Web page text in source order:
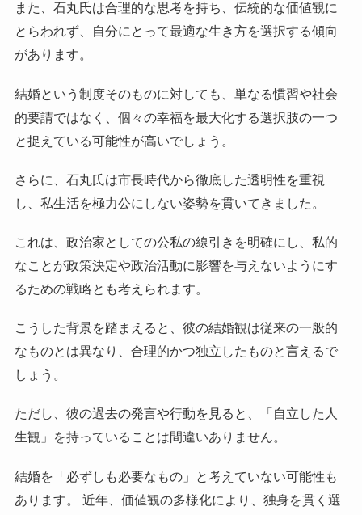
また、石丸氏は合理的な思考を持ち、伝統的な価値観に
とらわれず、自分にとって最適な生き方を選択する傾向
があります。
結婚という制度そのものに対しても、単なる慣習や社会
的要請ではなく、個々の幸福を最大化する選択肢の一つ
と捉えている可能性が高いでしょう。
さらに、石丸氏は市長時代から徹底した透明性を重視
し、私生活を極力公にしない姿勢を貫いてきました。
これは、政治家としての公私の線引きを明確にし、私的
なことが政策決定や政治活動に影響を与えないようにす
るための戦略とも考えられます。
こうした背景を踏まえると、彼の結婚観は従来の一般的
なものとは異なり、合理的かつ独立したものと言えるで
しょう。
ただし、彼の過去の発言や行動を見ると、「自立した人
生観」を持っていることは間違いありません。
結婚を「必ずしも必要なもの」と考えていない可能性も
あります。 近年、価値観の多様化により、独身を貫く選